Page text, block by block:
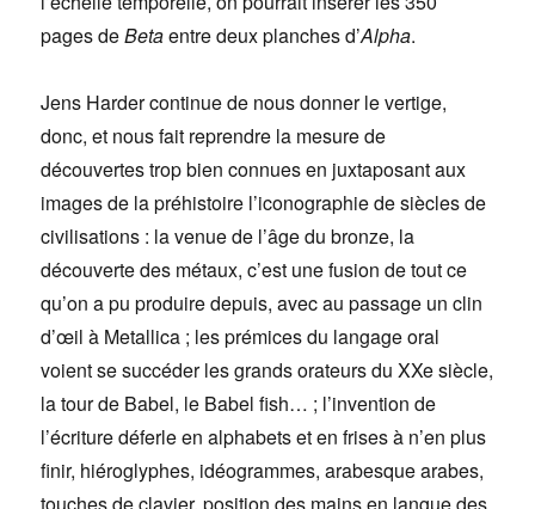
pages deBetaentre deux planches d’Alpha.
Jens Harder continue de nous donner le vertige,
donc, et nous fait reprendre la mesure de
découvertes trop bien connues en juxtaposant aux
images de la préhistoire l’iconographie de siècles de
civilisations : la venue de l’âge du bronze, la
découverte des métaux, c’est une fusion de tout ce
qu’on a pu produire depuis, avec au passage un clin
d’œil à Metallica ; les prémices du langage oral
voient se succéder les grands orateurs du XXe siècle,
la tour de Babel, le Babel fish… ; l’invention de
l’écriture déferle en alphabets et en frises à n’en plus
finir, hiéroglyphes, idéogrammes, arabesque arabes,
touches de clavier, position des mains en langue des